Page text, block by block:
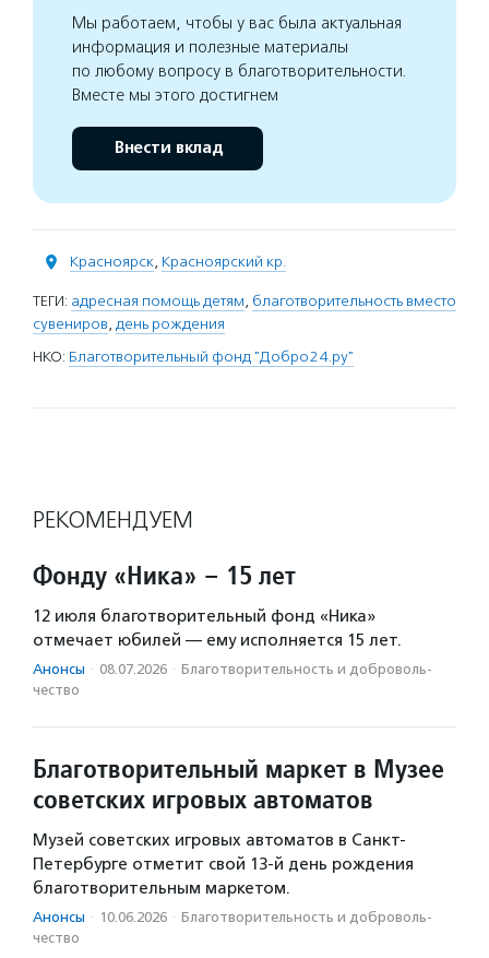
Мы работаем, чтобы у вас была актуальная
информация и полезные материалы
по любому вопросу в благотворительности.
Вместе мы этого достигнем
Внести вклад
Красноярск, Красноярский кр.
ТЕГИ: адресная помощь детям, благотворительность вместо
сувениров, день рождения
НКО: Благотворительный фонд "Добро24.ру"
РЕКОМЕНДУЕМ
Фонду «Ника» – 15 лет
12 июля благотворительный фонд «Ника»
отмечает юбилей — ему исполняется 15 лет.
Анонсы · 08.07.2026 · Благотвори­тель­ность и доброволь­
чест­во
Благотворительный маркет в Музее
советских игровых автоматов
Музей советских игровых автоматов в Санкт-
Петербурге отметит свой 13-й день рождения
благотворительным маркетом.
Анонсы · 10.06.2026 · Благотвори­тель­ность и доброволь­
чест­во